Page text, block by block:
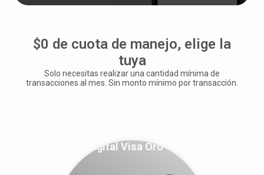
$0 de cuota de manejo, elige la
tuya
Solo necesitas realizar una cantidad mínima de
transacciones al mes. Sin monto mínimo por transacción.
Digital Visa Oro